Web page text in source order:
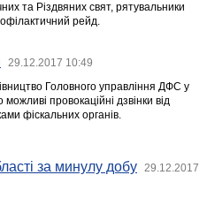
та Різдвяних свят, рятувальники
рейд.
29.12.2017 10:49
Головного управління ДФС у
провокаційні дзвінки від
фіскальних органів.
за минулу добу
29.12.2017